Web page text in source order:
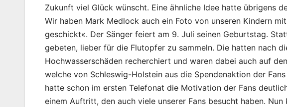
Zukunft viel Glück wünscht. Eine ähnliche Idee hatte übrigens
Wir haben Mark Medlock auch ein Foto von unseren Kindern
geschickt«. Der Sänger feiert am 9. Juli seinen Geburtstag.
gebeten, lieber für die Flutopfer zu sammeln. Die hatten nach
Hochwasserschäden recherchiert und waren dabei auch auf
welche von Schleswig-Holstein aus die Spendenaktion der
hatte schon im ersten Telefonat die Motivation der Fans
einem Auftritt, den auch viele unserer Fans besucht haben.